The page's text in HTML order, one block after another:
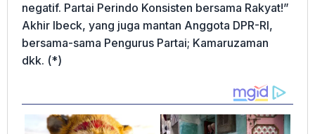
negatif. Partai Perindo Konsisten bersama Rakyat!”
Akhir Ibeck, yang juga mantan Anggota DPR-RI,
bersama-sama Pengurus Partai; Kamaruzaman
dkk. (*)